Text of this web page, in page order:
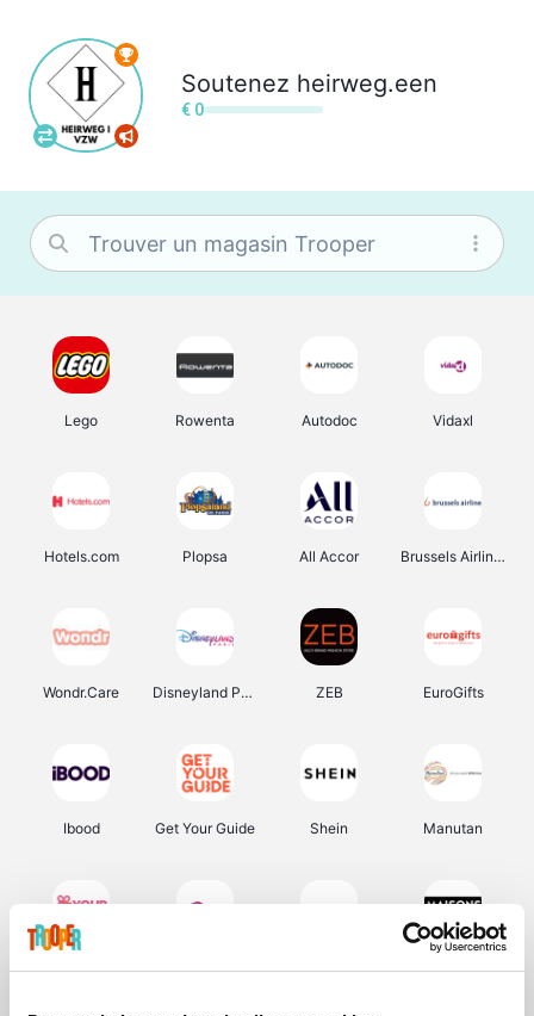
Soutenez heirweg.een
€ 0
Lego Rowenta Autodoc Vidaxl
Hotels.com Plopsa All Accor Brussels Airlines
Wondr.Care Disneyland Paris ZEB EuroGifts
Ibood Get Your Guide Shein Manutan